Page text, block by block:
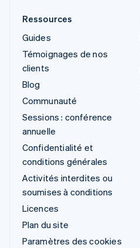
Ressources
Guides
Témoignages de nos
clients
Blog
Communauté
Sessions : conférence
annuelle
Confidentialité et
conditions générales
Activités interdites ou
soumises à conditions
Licences
Plan du site
Paramètres des cookies